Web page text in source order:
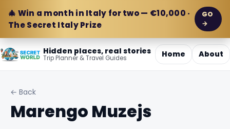
🎄 Win a month in Italy for two — €10,000 ·
The Secret Italy Prize
GO
→
Hidden places, real stories
Trip Planner & Travel Guides Home About
← Back
Marengo Muzejs